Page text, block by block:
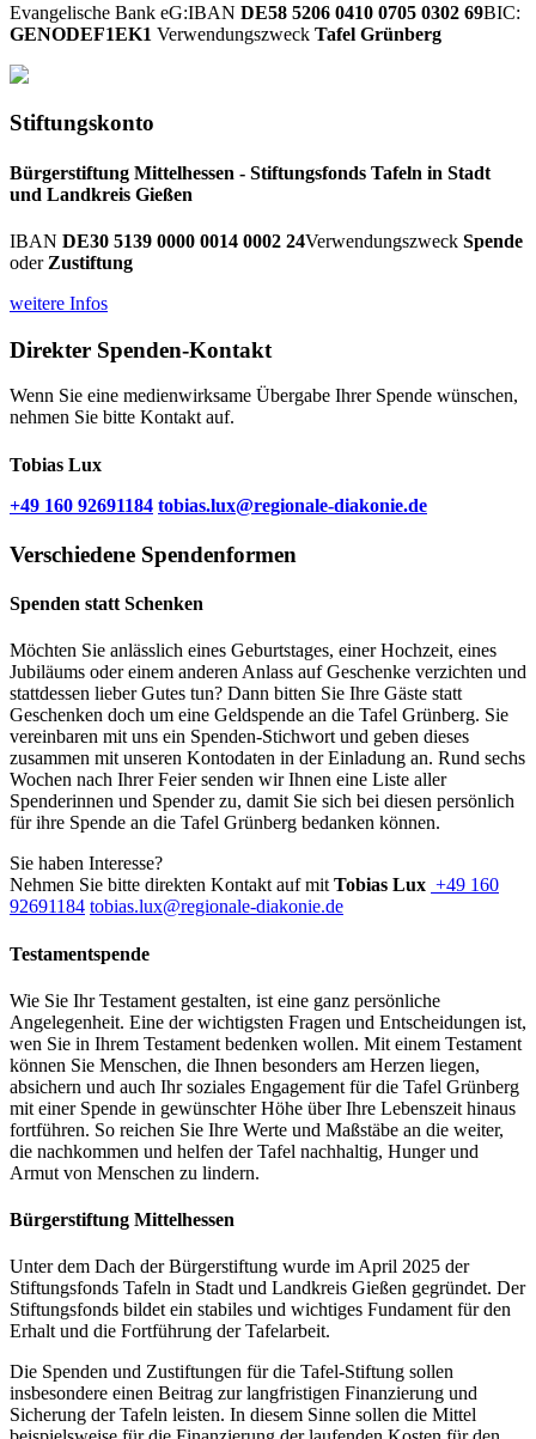
Evangelische Bank eG:IBAN DE58 5206 0410 0705 0302 69BIC:
GENODEF1EK1 Verwendungszweck Tafel Grünberg
Stiftungskonto
Bürgerstiftung Mittelhessen - Stiftungsfonds Tafeln in Stadt
und Landkreis Gießen
IBAN DE30 5139 0000 0014 0002 24Verwendungszweck Spende
oder Zustiftung
weitere Infos
Direkter Spenden-Kontakt
Wenn Sie eine medienwirksame Übergabe Ihrer Spende wünschen,
nehmen Sie bitte Kontakt auf.
Tobias Lux
+49 160 92691184 tobias.lux​@regionale-diakonie.de
Verschiedene Spendenformen
Spenden statt Schenken
Möchten Sie anlässlich eines Geburtstages, einer Hochzeit, eines
Jubiläums oder einem anderen Anlass auf Geschenke verzichten und
stattdessen lieber Gutes tun? Dann bitten Sie Ihre Gäste statt
Geschenken doch um eine Geldspende an die Tafel Grünberg. Sie
vereinbaren mit uns ein Spenden-Stichwort und geben dieses
zusammen mit unseren Kontodaten in der Einladung an. Rund sechs
Wochen nach Ihrer Feier senden wir Ihnen eine Liste aller
Spenderinnen und Spender zu, damit Sie sich bei diesen persönlich
für ihre Spende an die Tafel Grünberg bedanken können.
Sie haben Interesse?
Nehmen Sie bitte direkten Kontakt auf mit Tobias Lux +49 160
92691184 tobias.lux​@regionale-diakonie.de
Testamentspende
Wie Sie Ihr Testament gestalten, ist eine ganz persönliche
Angelegenheit. Eine der wichtigsten Fragen und Entscheidungen ist,
wen Sie in Ihrem Testament bedenken wollen. Mit einem Testament
können Sie Menschen, die Ihnen besonders am Herzen liegen,
absichern und auch Ihr soziales Engagement für die Tafel Grünberg
mit einer Spende in gewünschter Höhe über Ihre Lebenszeit hinaus
fortführen. So reichen Sie Ihre Werte und Maßstäbe an die weiter,
die nachkommen und helfen der Tafel nachhaltig, Hunger und
Armut von Menschen zu lindern.
Bürgerstiftung Mittelhessen
Unter dem Dach der Bürgerstiftung wurde im April 2025 der
Stiftungsfonds Tafeln in Stadt und Landkreis Gießen gegründet. Der
Stiftungsfonds bildet ein stabiles und wichtiges Fundament für den
Erhalt und die Fortführung der Tafelarbeit.
Die Spenden und Zustiftungen für die Tafel-Stiftung sollen
insbesondere einen Beitrag zur langfristigen Finanzierung und
Sicherung der Tafeln leisten. In diesem Sinne sollen die Mittel